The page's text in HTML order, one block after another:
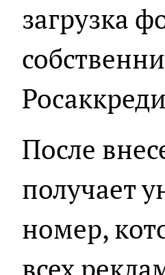
загрузка
После
получает
номер,